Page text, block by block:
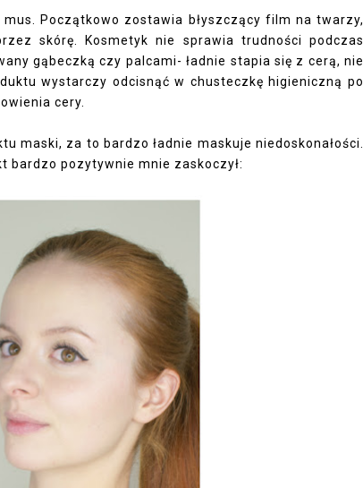
Początkowo zostawia błyszczący film na twarzy,
skórę. Kosmetyk nie sprawia trudności podczas
gąbeczką czy palcami- ładnie stapia się z cerą, nie
wystarczy odcisnąć w chusteczkę higieniczną po
cery.
za to bardzo ładnie maskuje niedoskonałości.
bardzo pozytywnie mnie zaskoczył: